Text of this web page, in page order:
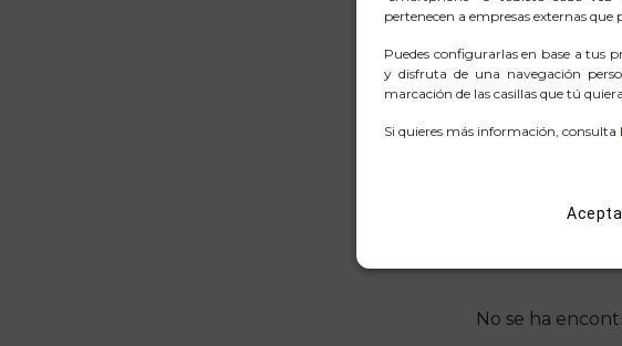
No se ha
pertenecen a empresas externas
Puedes configurarlas en base a tus
y disfruta de una navegación
marcación de las casillas que tú
Si quieres más información, consulta